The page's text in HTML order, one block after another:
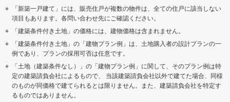
「新築一戸建て」には、販売住戸が複数の物件は、全ての住戸に該当しない
項目もあります。各問い合わせ先にご確認ください。
「建築条件付き土地」の価格には、建物価格は含まれません。
「建築条件付き土地」の「建物プラン例」は、土地購入者の設計プランの一
例であり、プランの採用可否は任意です。
「土地（建築条件なし）」の「建物プラン例」に関して、そのプラン例は特
定の建築請負会社によるもので、 当該建築請負会社以外で建てた場合、同様
のものが同価格で建てられるとは限りません。また、建築請負会社を特定す
るものではありません。